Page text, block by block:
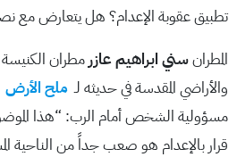
تطبيق عقوبة الإعدام؟ هل يتعارض مع
المطرانسني ابراهيم عازر مطران الكنيسة
والأراضي المقدسة في حديثه لـ ملح الأرض
مسؤولية الشخص أمام الرب: “هذا
قرار بالإعدام هو صعب جداً من الناحية